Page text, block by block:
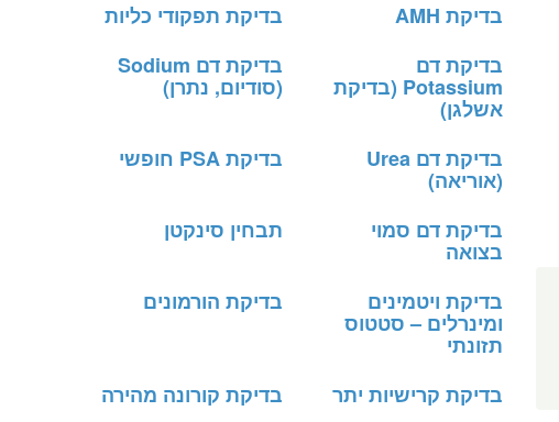
בדיקת AMH
בדיקת תפקודי כליות
בדיקת דם
Potassium (בדיקת
אשלגן)
בדיקת דם Sodium
(סודיום, נתרן)
בדיקת דם Urea
(אוריאה)
בדיקת PSA חופשי
בדיקת דם סמוי
בצואה
תבחין סינקטן
בדיקת ויטמינים
ומינרלים – סטטוס
תזונתי
בדיקת הורמונים
בדיקת קרישיות יתר
בדיקת קורונה מהירה